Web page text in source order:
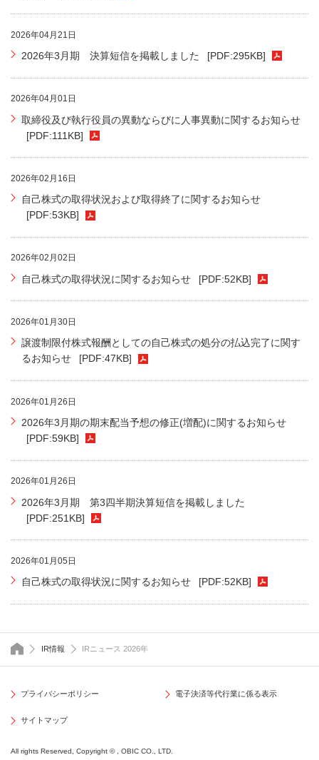
2026年04月21日
2026年3月期 決算短信を掲載しました [PDF:295KB]
2026年04月01日
取締役及び執行役員の異動ならびに人事異動に関するお知らせ
[PDF:111KB]
2026年02月16日
自己株式の取得状況および取得終了に関するお知らせ
[PDF:53KB]
2026年02月02日
自己株式の取得状況に関するお知らせ [PDF:52KB]
2026年01月30日
譲渡制限付株式報酬としての自己株式の処分の払込完了に関す
るお知らせ
[PDF:47KB]
2026年01月26日
2026年3月期の期末配当予想の修正(増配)に関するお知らせ
[PDF:59KB]
2026年01月26日
2026年3月期 第3四半期決算短信を掲載しました
[PDF:251KB]
2026年01月05日
自己株式の取得状況に関するお知らせ [PDF:52KB]
トップページ
IR情報 IRニュース 2026年
プライバシーポリシー 電子決済等代行業に係る表示
サイトマップ
All rights Reserved, Copyright © , OBIC CO., LTD.